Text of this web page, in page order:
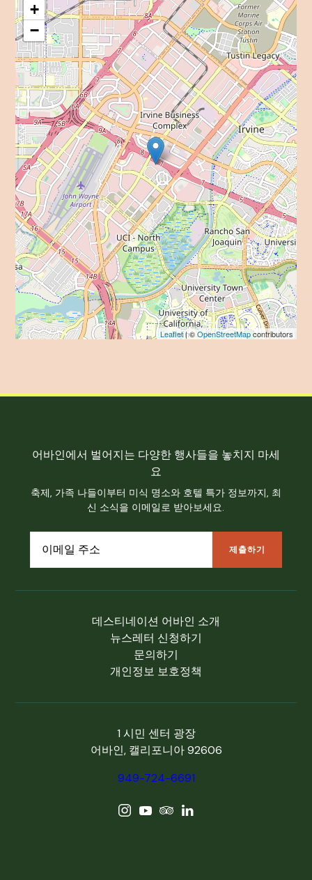
+
−
Leaflet| ©OpenStreetMapcontributors
데스티네이션 어바인 소개
뉴스레터 신청하기
문의하기
개인정보 보호정책
1 시민 센터 광장
어바인, 캘리포니아 92606
949-724-6691
어바인에서 벌어지는 다양한 행사들을 놓치지 마세
요
축제, 가족 나들이부터 미식 명소와 호텔 특가 정보까지, 최
신 소식을 이메일로 받아보세요.